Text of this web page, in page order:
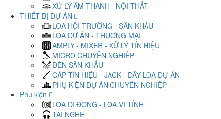
XỬ LÝ ÂM THANH - NỘI THẤT
THIẾT BỊ DỰ ÁN
LOA HỘI TRƯỜNG - SÂN KHẤU
LOA DỰ ÁN - THƯƠNG MẠI
AMPLY - MIXER - XỬ LÝ TÍN HIỆU
MICRO CHUYÊN NGHIỆP
ĐÈN SÂN KHẤU
CÁP TÍN HIỆU - JACK - DÂY LOA DỰ ÁN
PHỤ KIỆN DỰ ÁN CHUYÊN NGHIỆP
Phụ kiện
LOA DI ĐỘNG - LOA VI TÍNH
TAI NGHE